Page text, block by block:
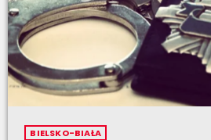
BIELSKO-BIAŁA